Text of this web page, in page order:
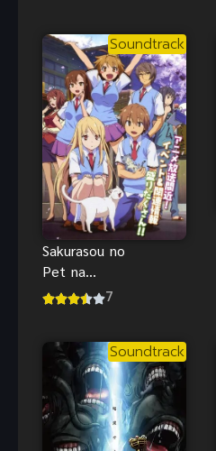
รีเซ็ตชีวิต ฝ่า
วิกฤตต่างโลก
ภาค 3
Soundtrack
Sakurasou no
Pet na
Kanojo
สร้างฝัน
7
Soundtrack